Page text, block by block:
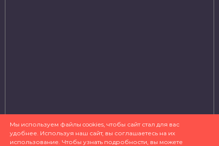
Мы используем файлы cookies, чтобы сайт стал для вас
удобнее. Используя наш сайт, вы соглашаетесь на их
использование. Чтобы узнать подробности, вы можете